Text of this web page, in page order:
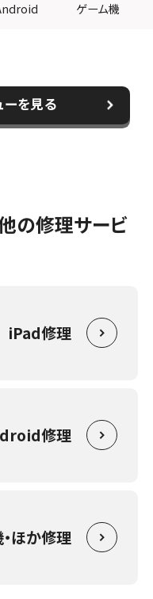
ゲーム機
を見る
の修理サービ
iPad修理
修理
ほか修理